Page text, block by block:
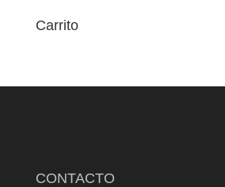
Carrito
CONTACTO